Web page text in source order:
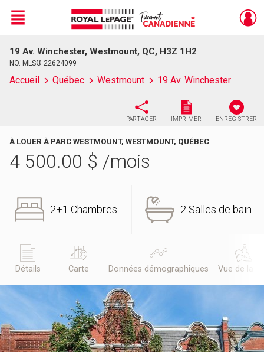
Live
En Direct
Menu
19 Av. Winchester, Westmount, QC, H3Z 1H2
NO. MLS® 22624099
Accueil Québec Westmount 19 Av. Winchester
PARTAGER IMPRIMER ENREGISTRER
À LOUER À PARC WESTMOUNT, WESTMOUNT, QUÉBEC
4 500.00 $ /mois
2+1 Chambres 2 Salles de bain
Détails Carte Données démographiques Vue de la